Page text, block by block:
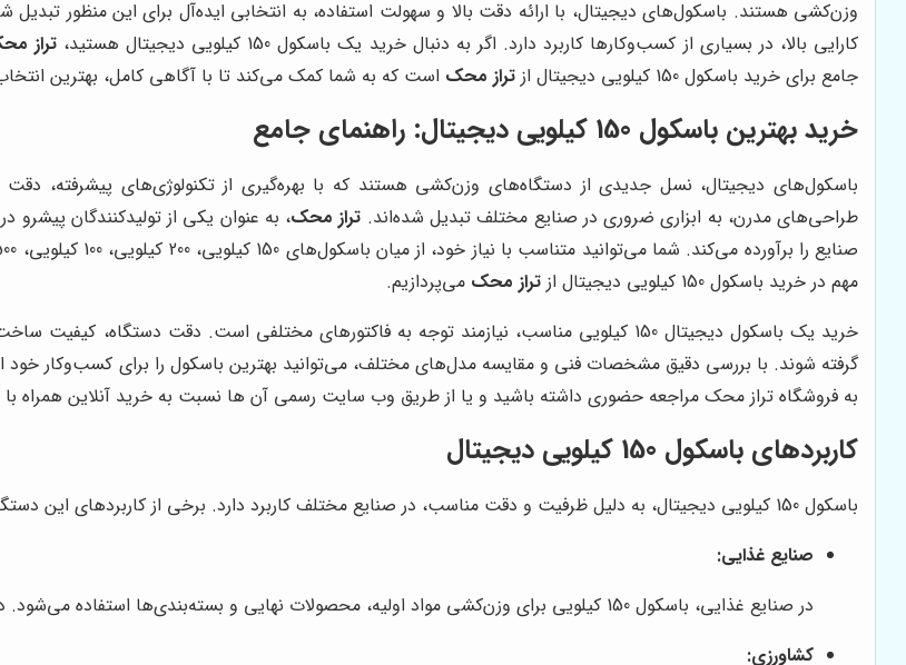
کارایی بالا، در بسیاری از کسب‌وکارها کاربرد دارد. اگر به دنبال خرید یک باسکول 150 کیلویی دیجیتال هستید،
تراز
جامع برای خرید باسکول 150 کیلویی دیجیتال از
تراز محک است که به شما کمک می‌کند تا با آگاهی کامل، بهترین
خرید بهترین باسکول 150 کیلویی دیجیتال: راهنمای جامع
باسکول‌های دیجیتال، نسل جدیدی از دستگاه‌های وزن‌کشی هستند که با بهره‌گیری از تکنولوژی‌های پیشرفته، دقت
طراحی‌های مدرن، به ابزاری ضروری در صنایع مختلف تبدیل شده‌اند. تراز محک، به عنوان یکی از تولیدکنندگان پیشرو
مهم در خرید باسکول 150 کیلویی دیجیتال از
تراز محک می‌پردازیم.
خرید یک باسکول دیجیتال 150 کیلویی مناسب، نیازمند توجه به فاکتورهای مختلفی است. دقت
به فروشگاه تراز محک مراجعه حضوری داشته باشید و یا از طریق وب سایت رسمی آن ها نسبت به خرید آنلاین همراه با
کاربردهای باسکول 150 کیلویی دیجیتال
باسکول 150 کیلویی دیجیتال، به دلیل ظرفیت و دقت مناسب، در صنایع مختلف کاربرد دارد. برخی از کاربردهای این دستگاه عبارتند از:
صنایع غذایی:
در صنایع غذایی، باسکول 150 کیلویی برای وزن‌کشی مواد اولیه، محصولات نهایی و بسته‌بندی‌ها استفاده می‌شود. دقت بالا در وزن‌کشی، به حفظ کیفیت و استاندارد محصولات کمک می‌کند.
کشاورزی: